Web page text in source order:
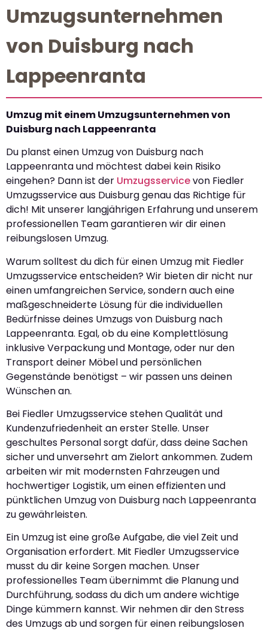
Umzugsunternehmen
von Duisburg nach
Lappeenranta
Umzug mit einem Umzugsunternehmen von
Duisburg nach Lappeenranta
Du planst einen Umzug von Duisburg nach
Lappeenranta und möchtest dabei kein Risiko
eingehen? Dann ist der Umzugsservicevon Fiedler
Umzugsservice aus Duisburg genau das Richtige für
dich! Mit unserer langjährigen Erfahrung und unserem
professionellen Team garantieren wir dir einen
reibungslosen Umzug.
Warum solltest du dich für einen Umzug mit Fiedler
Umzugsservice entscheiden? Wir bieten dir nicht nur
einen umfangreichen Service, sondern auch eine
maßgeschneiderte Lösung für die individuellen
Bedürfnisse deines Umzugs von Duisburg nach
Lappeenranta. Egal, ob du eine Komplettlösung
inklusive Verpackung und Montage, oder nur den
Transport deiner Möbel und persönlichen
Gegenstände benötigst – wir passen uns deinen
Wünschen an.
Bei Fiedler Umzugsservice stehen Qualität und
Kundenzufriedenheit an erster Stelle. Unser
geschultes Personal sorgt dafür, dass deine Sachen
sicher und unversehrt am Zielort ankommen. Zudem
arbeiten wir mit modernsten Fahrzeugen und
hochwertiger Logistik, um einen effizienten und
pünktlichen Umzug von Duisburg nach Lappeenranta
zu gewährleisten.
Ein Umzug ist eine große Aufgabe, die viel Zeit und
Organisation erfordert. Mit Fiedler Umzugsservice
musst du dir keine Sorgen machen. Unser
professionelles Team übernimmt die Planung und
Durchführung, sodass du dich um andere wichtige
Dinge kümmern kannst. Wir nehmen dir den Stress
des Umzugs ab und sorgen für einen reibungslosen